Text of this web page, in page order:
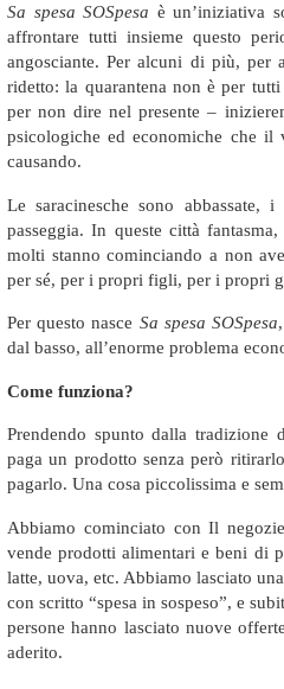
Sa spesa SOSpesa è un’iniziativa
affrontare tutti insieme questo
angosciante. Per alcuni di più, per
ridetto: la quarantena non è per
per non dire nel presente –
psicologiche ed economiche che
causando.
Le saracinesche sono abbassate,
passeggia. In queste città
molti stanno cominciando a non
per sé, per i propri figli, per i propri
Per questo nasce Sa spesa SOSpesa
dal basso, all’enorme problema
Come funziona?
Prendendo spunto dalla tradizione
paga un prodotto senza però
pagarlo. Una cosa piccolissima e
Abbiamo cominciato con Il
vende prodotti alimentari e beni di
latte, uova, etc. Abbiamo lasciato
con scritto “spesa in sospeso”, e
persone hanno lasciato nuove
aderito.